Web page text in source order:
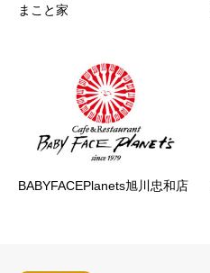
まこと家
BABYFACEPlanets旭川忠和店